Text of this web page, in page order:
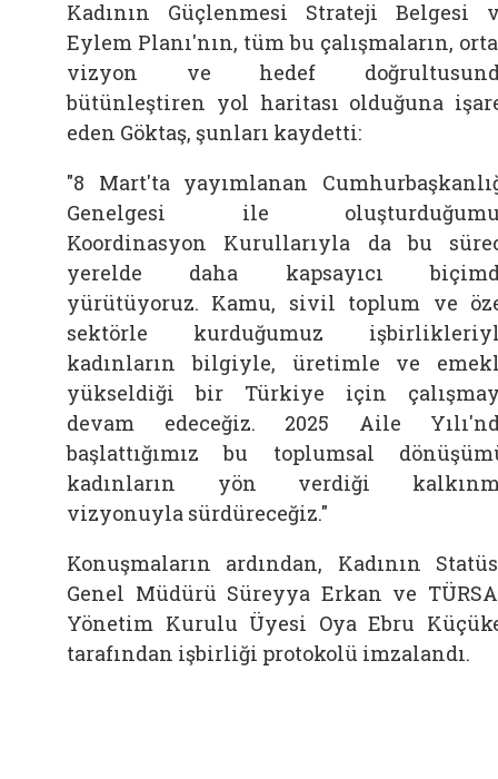
Kadının Güçlenmesi Strateji Belgesi
Eylem Planı'nın, tüm bu çalışmaların,
vizyon ve hedef
bütünleştiren yol haritası olduğuna
eden Göktaş, şunları kaydetti:
"8 Mart'ta yayımlanan
Genelgesi ile
Koordinasyon Kurullarıyla da bu
yerelde daha kapsayıcı
yürütüyoruz. Kamu, sivil toplum ve
sektörle kurduğumuz
kadınların bilgiyle, üretimle ve
yükseldiği bir Türkiye için
devam edeceğiz. 2025 Aile
başlattığımız bu toplumsal
kadınların yön verdiği
vizyonuyla sürdüreceğiz."
Konuşmaların ardından, Kadının
Genel Müdürü Süreyya Erkan ve
Yönetim Kurulu Üyesi Oya Ebru
tarafından işbirliği protokolü imzalandı.